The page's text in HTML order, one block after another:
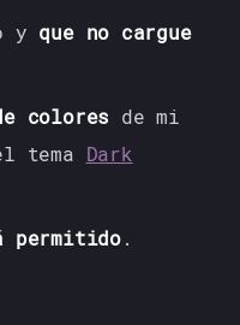
y que no cargue
colores de mi
tema Dark
permitido.